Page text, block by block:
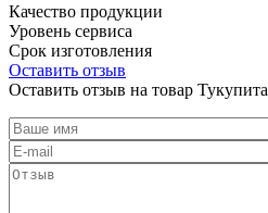
Качество продукции
Уровень сервиса
Срок изготовления
Оставить отзыв
Оставить отзыв на товар Тукупита